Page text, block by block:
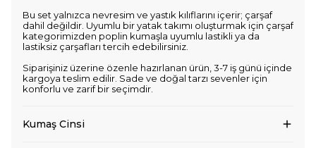
Bu set yalnızca nevresim ve yastık kılıflarını içerir; çarşaf
dahil değildir. Uyumlu bir yatak takımı oluşturmak için çarşaf
kategorimizden poplin kumaşla uyumlu lastikli ya da
lastiksiz çarşafları tercih edebilirsiniz.
Siparişiniz üzerine özenle hazırlanan ürün, 3-7 iş günü içinde
kargoya teslim edilir. Sade ve doğal tarzı sevenler için
konforlu ve zarif bir seçimdir.
Kumaş Cinsi